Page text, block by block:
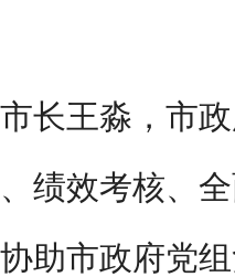
长王淼，市
绩效考核、
助市政府党